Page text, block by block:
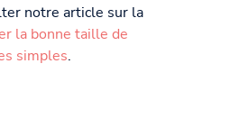
notre article sur la
la bonne taille de
simples.